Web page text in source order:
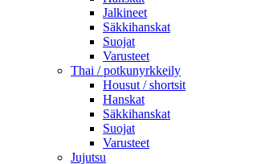
Jalkineet
Säkkihanskat
Suojat
Varusteet
Thai / potkunyrkkeily
Housut / shortsit
Hanskat
Säkkihanskat
Suojat
Varusteet
Jujutsu